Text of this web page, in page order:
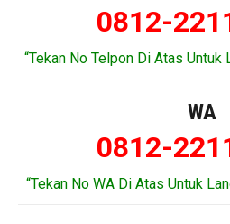
0812-
“Tekan No Telpon Di Atas Untuk
WA
0812-
“Tekan No WA Di Atas Untuk